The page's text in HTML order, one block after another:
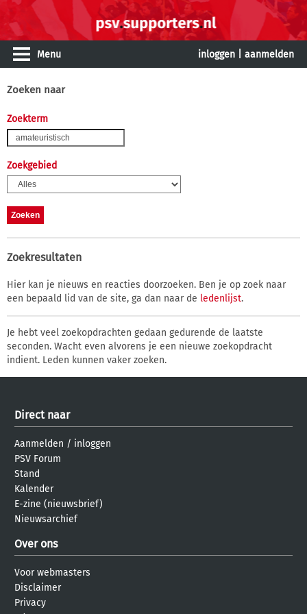
Menu inloggen aanmelden
Zoeken naar
Zoekterm
Zoekgebied
Zoekresultaten
Hier kan je nieuws en reacties doorzoeken. Ben je op zoek naar
een bepaald lid van de site, ga dan naar de ledenlijst.
Je hebt veel zoekopdrachten gedaan gedurende de laatste
seconden. Wacht even alvorens je een nieuwe zoekopdracht
indient. Leden kunnen vaker zoeken.
Direct naar
Aanmelden / inloggen
PSV Forum
Stand
Kalender
E-zine (nieuwsbrief)
Nieuwsarchief
Over ons
Voor webmasters
Disclaimer
Privacy